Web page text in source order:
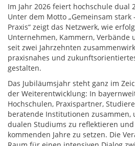
Im Jahr 2026 feiert hochschule dual
Unter dem Motto „Gemeinsam stark
Praxis“ zeigt das Netzwerk, wie
Unternehmen, Kammern, Verbände
seit zwei Jahrzehnten
praxisnahes und
gestalten.
Das Jubiläumsjahr steht ganz im
der Weiterentwicklung: In
Hochschulen, Praxispartner,
beratende Institutionen zusammen,
dualen Studiums zu reflektieren
kommenden Jahre zu setzen. Die